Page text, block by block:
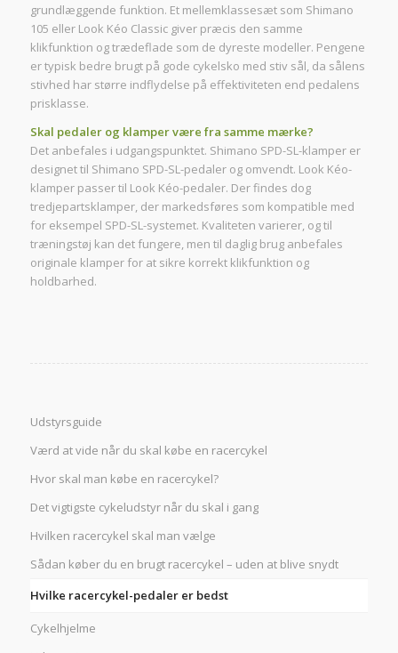
grundlæggende funktion. Et mellemklassesæt som Shimano
105 eller Look Kéo Classic giver præcis den samme
klikfunktion og trædeflade som de dyreste modeller. Pengene
er typisk bedre brugt på gode cykelsko med stiv sål, da sålens
stivhed har større indflydelse på effektiviteten end pedalens
prisklasse.
Skal pedaler og klamper være fra samme mærke?
Det anbefales i udgangspunktet. Shimano SPD-SL-klamper er
designet til Shimano SPD-SL-pedaler og omvendt. Look Kéo-
klamper passer til Look Kéo-pedaler. Der findes dog
tredjepartsklamper, der markedsføres som kompatible med
for eksempel SPD-SL-systemet. Kvaliteten varierer, og til
træningstøj kan det fungere, men til daglig brug anbefales
originale klamper for at sikre korrekt klikfunktion og
holdbarhed.
Udstyrsguide
Værd at vide når du skal købe en racercykel
Hvor skal man købe en racercykel?
Det vigtigste cykeludstyr når du skal i gang
Hvilken racercykel skal man vælge
Sådan køber du en brugt racercykel – uden at blive snydt
Hvilke racercykel-pedaler er bedst
Cykelhjelme